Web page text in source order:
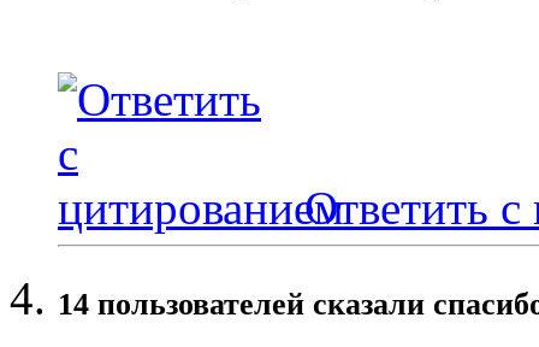
Ответить с
14 пользователей сказали